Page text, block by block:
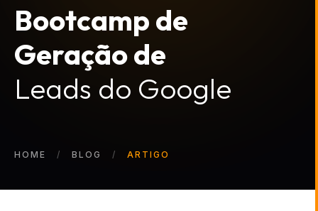
Bootcamp de
Geração de
Leads do Google
HOME BLOG ARTIGO